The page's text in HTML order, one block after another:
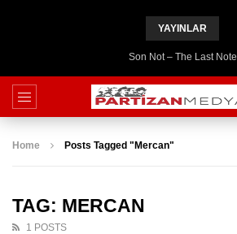
YAYINLAR
Son Not – The Last Note
Home Posts Tagged "Mercan"
TAG: MERCAN
1 POSTS